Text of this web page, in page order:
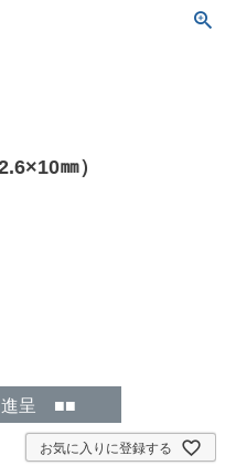
㎜）
進呈 ■■
お気に入りに登録する